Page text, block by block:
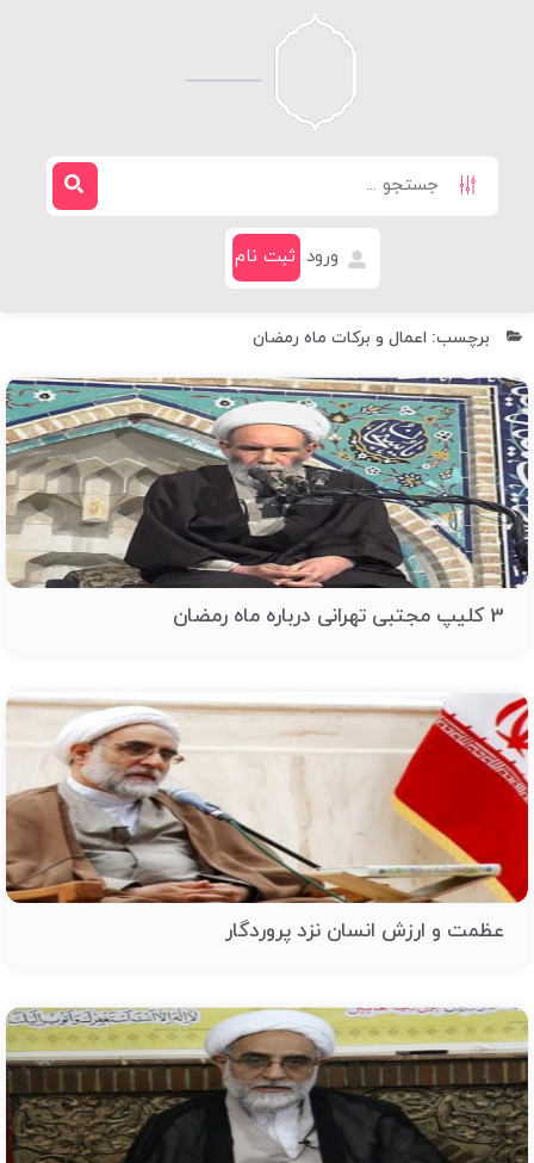
ورود ثبت نام
برچسب: اعمال و برکات ماه رمضان
3 کلیپ مجتبی تهرانی درباره ماه رمضان
عظمت و ارزش انسان نزد پروردگار